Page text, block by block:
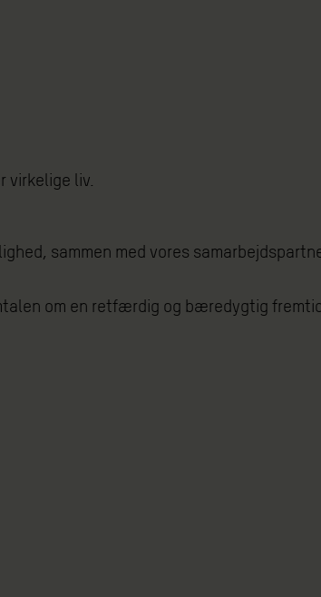
virkelige liv.
sammen med vores
om en retfærdig og bæredygtig